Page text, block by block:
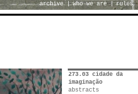
archive
who we are rules
273.03 cidade da
imaginação
abstracts